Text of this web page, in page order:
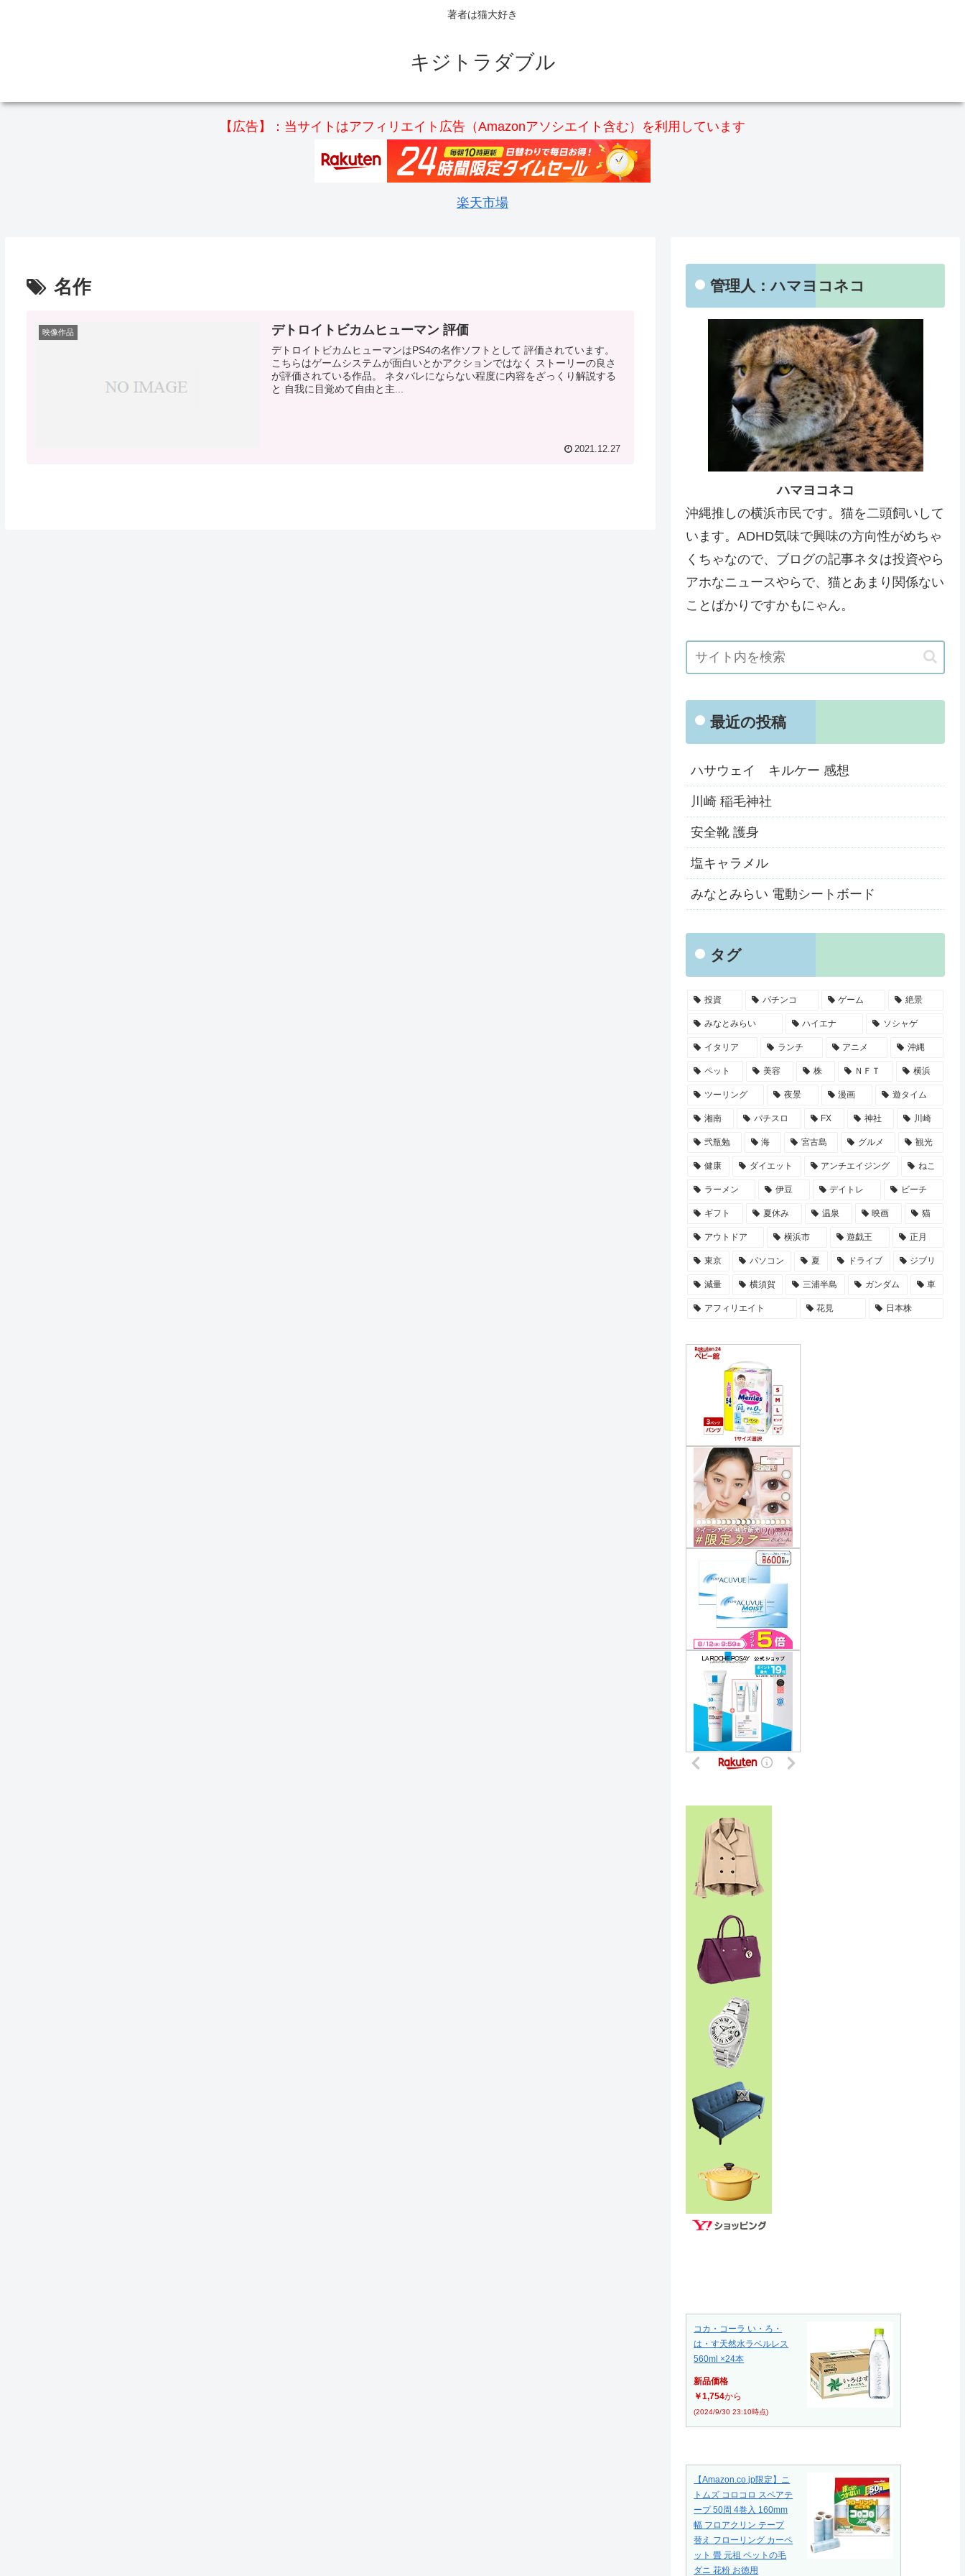
著者は猫大好き
キジトラダブル
【広告】：当サイトはアフィリエイト広告（Amazonアソシエイト含む）を利用しています
楽天市場
名作
映像作品 デトロイトビカムヒューマン 評価
デトロイトビカムヒューマンはPS4の名作ソフトとして 評価されています。
こちらはゲームシステムが面白いとかアクションではなく ストーリーの良さ
が評価されている作品。 ネタバレにならない程度に内容をざっくり解説する
と 自我に目覚めて自由と主...
2021.12.27
管理人：ハマヨコネコ
ハマヨコネコ
沖縄推しの横浜市民です。猫を二頭飼いして
います。ADHD気味で興味の方向性がめちゃ
くちゃなので、ブログの記事ネタは投資やら
アホなニュースやらで、猫とあまり関係ない
ことばかりですかもにゃん。
最近の投稿
ハサウェイ キルケー 感想
川崎 稲毛神社
安全靴 護身
塩キャラメル
みなとみらい 電動シートボード
タグ
投資 パチンコ ゲーム 絶景
みなとみらい ハイエナ ソシャゲ
イタリア ランチ アニメ 沖縄
ペット 美容 株 ＮＦＴ 横浜
ツーリング 夜景 漫画 遊タイム
湘南 パチスロ FX 神社 川崎
弐瓶勉 海 宮古島 グルメ 観光
健康 ダイエット アンチエイジング ねこ
ラーメン 伊豆 デイトレ ビーチ
ギフト 夏休み 温泉 映画 猫
アウトドア 横浜市 遊戯王 正月
東京 パソコン 夏 ドライブ ジブリ
減量 横須賀 三浦半島 ガンダム 車
アフィリエイト 花見 日本株
コカ・コーラ い・ろ・
は・す天然水ラベルレス
560ml ×24本
新品価格
￥1,754から
(2024/9/30 23:10時点)
【Amazon.co.jp限定】ニ
トムズ コロコロ スペアテ
ープ 50周 4巻入 160mm
幅 フロアクリン テープ
替え フローリング カーペ
ット 畳 元祖 ペットの毛
ダニ 花粉 お徳用